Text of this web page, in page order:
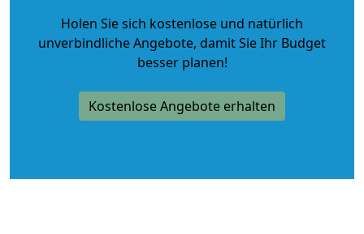
Holen Sie sich kostenlose und natürlich
unverbindliche Angebote, damit Sie Ihr Budget
besser planen!
Kostenlose Angebote erhalten